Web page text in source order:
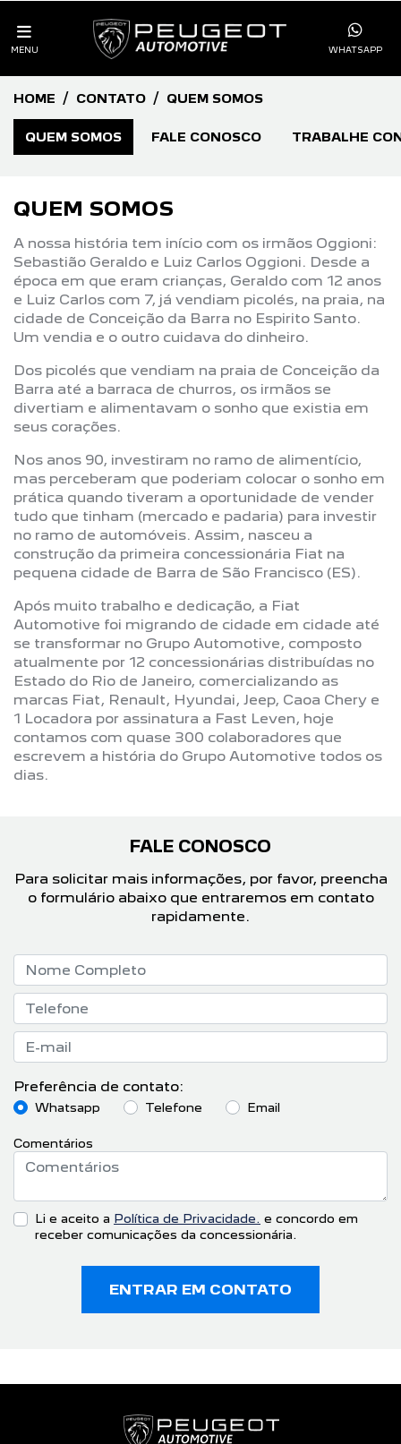
MENU WHATSAPP
HOME CONTATO QUEM SOMOS
QUEM SOMOS FALE CONOSCO TRABALHE
QUEM SOMOS
A nossa história tem início com os irmãos Oggioni:
Sebastião Geraldo e Luiz Carlos Oggioni. Desde a
época em que eram crianças, Geraldo com 12 anos
e Luiz Carlos com 7, já vendiam picolés, na praia, na
cidade de Conceição da Barra no Espirito Santo.
Um vendia e o outro cuidava do dinheiro.
Dos picolés que vendiam na praia de Conceição da
Barra até a barraca de churros, os irmãos se
divertiam e alimentavam o sonho que existia em
seus corações.
Nos anos 90, investiram no ramo de alimentício,
mas perceberam que poderiam colocar o sonho em
prática quando tiveram a oportunidade de vender
tudo que tinham (mercado e padaria) para investir
no ramo de automóveis. Assim, nasceu a
construção da primeira concessionária Fiat na
pequena cidade de Barra de São Francisco (ES).
Após muito trabalho e dedicação, a Fiat
Automotive foi migrando de cidade em cidade até
se transformar no Grupo Automotive, composto
atualmente por 12 concessionárias distribuídas no
Estado do Rio de Janeiro, comercializando as
marcas Fiat, Renault, Hyundai, Jeep, Caoa Chery e
1 Locadora por assinatura a Fast Leven, hoje
contamos com quase 300 colaboradores que
escrevem a história do Grupo Automotive todos os
dias.
FALE CONOSCO
Para solicitar mais informações, por favor, preencha
o formulário abaixo que entraremos em contato
rapidamente.
Preferência de contato:
Whatsapp Telefone Email
Comentários
Li e aceito a Política de Privacidade. e concordo em
receber comunicações da concessionária.
ENTRAR EM CONTATO